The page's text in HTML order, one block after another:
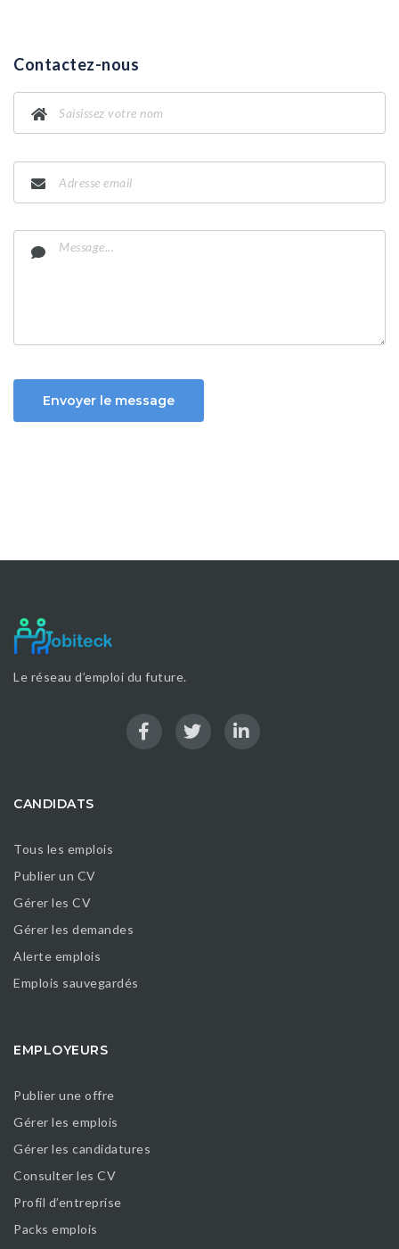
Contactez-nous
Envoyer le message
Le réseau d’emploi du future.
CANDIDATS
Tous les emplois
Publier un CV
Gérer les CV
Gérer les demandes
Alerte emplois
Emplois sauvegardés
EMPLOYEURS
Publier une offre
Gérer les emplois
Gérer les candidatures
Consulter les CV
Profil d’entreprise
Packs emplois